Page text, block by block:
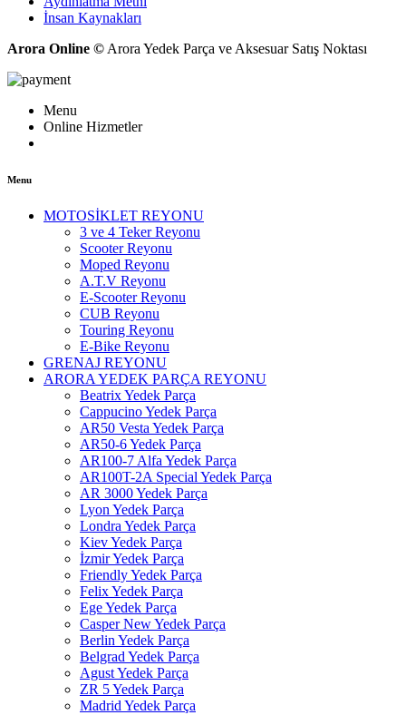
İnsan Kaynakları
Arora Online © Arora Yedek Parça ve Aksesuar Satış Noktası
Menu
Online Hizmetler
Menu
MOTOSİKLET REYONU
3 ve 4 Teker Reyonu
Scooter Reyonu
Moped Reyonu
A.T.V Reyonu
E-Scooter Reyonu
CUB Reyonu
Touring Reyonu
E-Bike Reyonu
GRENAJ REYONU
ARORA YEDEK PARÇA REYONU
Beatrix Yedek Parça
Cappucino Yedek Parça
AR50 Vesta Yedek Parça
AR50-6 Yedek Parça
AR100-7 Alfa Yedek Parça
AR100T-2A Special Yedek Parça
AR 3000 Yedek Parça
Lyon Yedek Parça
Londra Yedek Parça
Kiev Yedek Parça
İzmir Yedek Parça
Friendly Yedek Parça
Felix Yedek Parça
Ege Yedek Parça
Casper New Yedek Parça
Berlin Yedek Parça
Belgrad Yedek Parça
Agust Yedek Parça
ZR 5 Yedek Parça
Madrid Yedek Parça